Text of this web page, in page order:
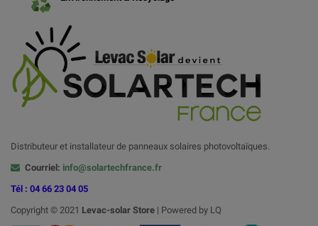
Distributeur et installateur de panneaux solaires photovoltaïques.
Courriel: info@solartechfrance.fr
Tél : 04 66 23 04 05
Copyright © 2021 Levac-solar Store | Powered by LQ